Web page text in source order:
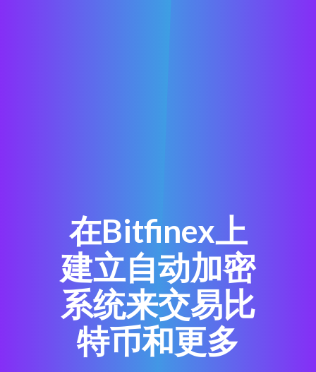
在Bitfinex上
建立自动加密
系统来交易比
特币和更多